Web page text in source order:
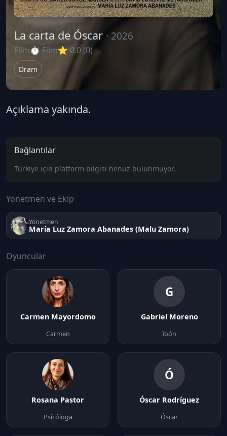
La carta de Óscar · 2026
Film⏱ Film⭐ 0.0 (0)
Dram
Açıklama yakında.
Bağlantılar
Türkiye için platform bilgisi henüz bulunmuyor.
Yönetmen ve Ekip
Yönetmen
María Luz Zamora Abanades (Malu Zamora)
Oyuncular
Carmen Mayordomo
Carmen
G
Gabriel Moreno
Ibón
Rosana Pastor
Psicóloga
Ó
Óscar Rodríguez
Óscar